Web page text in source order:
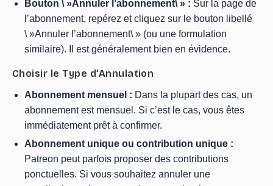
Bouton \ »Annuler l’abonnement\ » : Sur la page de
l’abonnement, repérez et cliquez sur le bouton libellé
\ »Annuler l’abonnement\ » (ou une formulation
similaire). Il est généralement bien en évidence.
Choisir le Type d’Annulation
Abonnement mensuel : Dans la plupart des cas, un
abonnement est mensuel. Si c’est le cas, vous êtes
immédiatement prêt à confirmer.
Abonnement unique ou contribution unique :
Patreon peut parfois proposer des contributions
ponctuelles. Si vous souhaitez annuler une